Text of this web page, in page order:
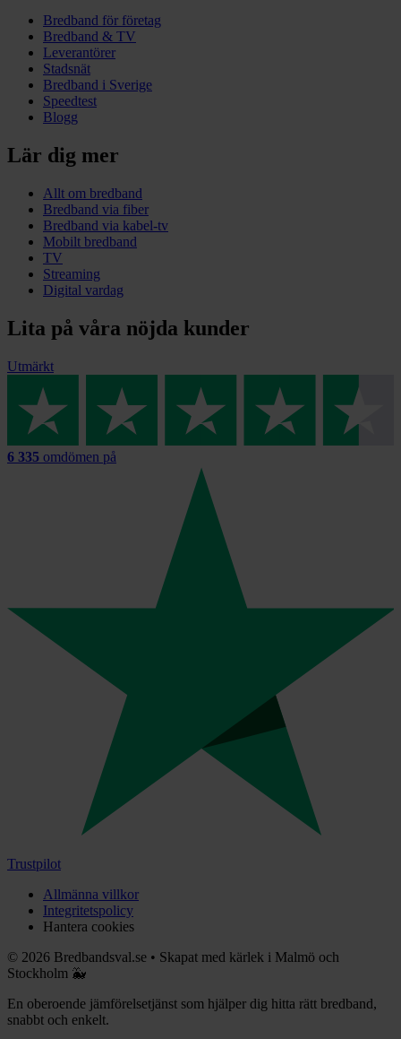
Bredband för företag
Bredband & TV
Leverantörer
Stadsnät
Bredband i Sverige
Speedtest
Blogg
Lär dig mer
Allt om bredband
Bredband via fiber
Bredband via kabel-tv
Mobilt bredband
TV
Streaming
Digital vardag
Lita på våra nöjda kunder
Utmärkt
6 335 omdömen på
Trustpilot
Allmänna villkor
Integritetspolicy
Hantera cookies
© 2026 Bredbandsval.se • Skapat med kärlek i Malmö och
Stockholm 🐳
En oberoende jämförelsetjänst som hjälper dig hitta rätt bredband,
snabbt och enkelt.